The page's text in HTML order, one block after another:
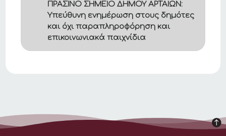
ΠΡΑΣΙΝΟ ΣΗΜΕΙΟ ΔΗΜΟΥ ΑΡΤΑΙΩΝ:
Υπεύθυνη ενημέρωση στους δημότες
και όχι παραπληροφόρηση και
επικοινωνιακά παιχνίδια